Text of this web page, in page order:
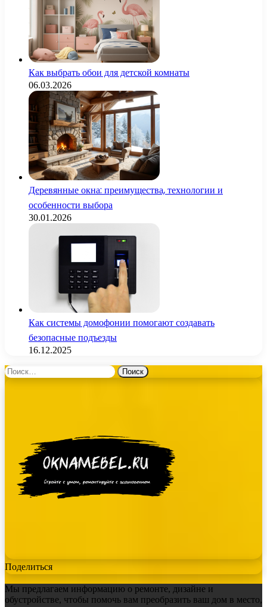
Как выбрать обои для детской комнаты
06.03.2026
Деревянные окна: преимущества, технологии и
особенности выбора
30.01.2026
Как системы домофонии помогают создавать
безопасные подъезды
16.12.2025
Найти:
Поделиться
Мы предлагаем информацию о ремонте, дизайне и
обустройстве, чтобы помочь вам преобразить ваш дом в место,